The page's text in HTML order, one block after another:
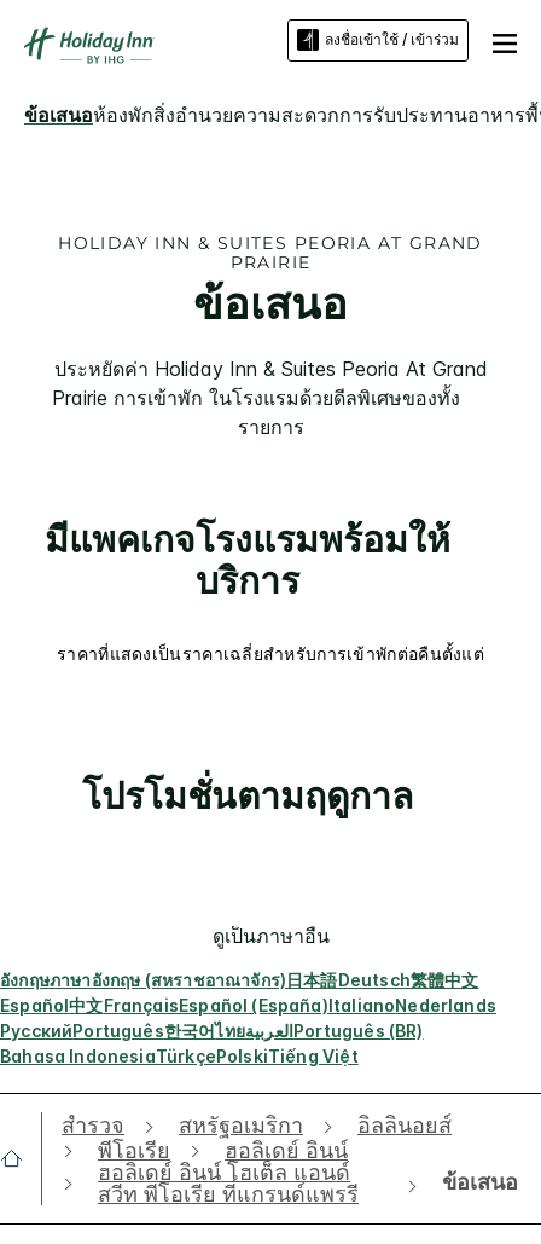
ลงชื่อเข้าใช้ / เข้าร่วม
ข้อเสนอห้องพักสิ่งอำนวยความสะดวกการรับประทานอาหาร
HOLIDAY INN & SUITES PEORIA AT GRAND
PRAIRIE
ข้อเสนอ
ประหยัดค่า Holiday Inn & Suites Peoria At Grand
Prairie การเข้าพัก ในโรงแรมด้วยดีลพิเศษของทั้ง ​ ​ ​ ​ ​
รายการ
มีแพคเกจโรงแรมพร้อมให้
บริการ
ราคาที่แสดงเป็นราคาเฉลี่ยสำหรับการเข้าพักต่อคืนตั้งแต่
โปรโมชั่นตามฤดูกาล
ดูเป็นภาษาอื่น
อังกฤษภาษาอังกฤษ (สหราชอาณาจักร)日本語Deutsch繁體中文
Español中文FrançaisEspañol (España)ItalianoNederlands
РусскийPortuguês한국어ไทยالعربيةPortuguês (BR)
Bahasa IndonesiaTürkçePolskiTiếng Việt
สำรวจ สหรัฐอเมริกา
อิลลินอยส์
พีโอเรีย
ฮอลิเดย์ อินน์
ฮอลิเดย์ อินน์ โฮเต็ล แอนด์
สวีท พีโอเรีย ที่แกรนด์แพรรี
ข้อเสนอ